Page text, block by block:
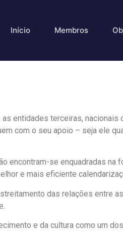
Início Membros
entidades terceiras,
com o seu apoio – seja ele
encontram-se enquadradas
e mais eficiente
das relações entre
e da cultura como um